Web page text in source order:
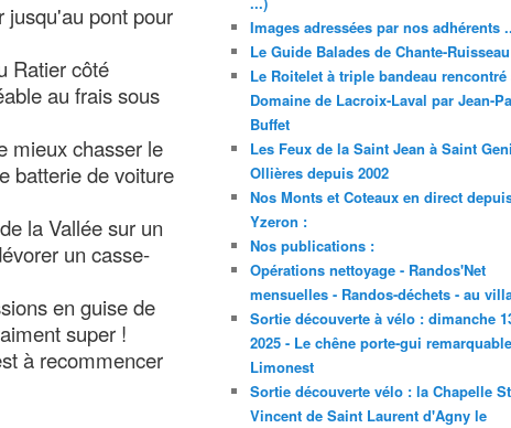
jusqu'au pont pour
Ratier côté
au frais sous
mieux chasser le
batterie de voiture
la Vallée sur un
un casse-
en guise de
super !
à recommencer
Images adressées par nos adhérents
Le Guide Balades de Chante-Ruisseau
Le Roitelet à triple bandeau rencontré
Domaine de Lacroix-Laval par Jean-
Buffet
Les Feux de la Saint Jean à Saint
Ollières depuis 2002
Nos Monts et Coteaux en direct
Yzeron :
Nos publications :
Opérations nettoyage - Randos'Net
mensuelles - Randos-déchets - au
Sortie découverte à vélo : dimanche
2025 - Le chêne porte-gui
Limonest
Sortie découverte vélo : la Chapelle St
Vincent de Saint Laurent d'Agny le